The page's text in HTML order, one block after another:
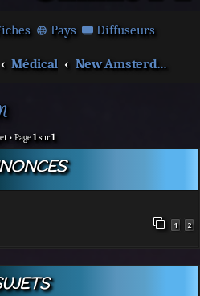
Pays Diffuseurs
Médical New Amsterdam
• Page1sur1
1 2